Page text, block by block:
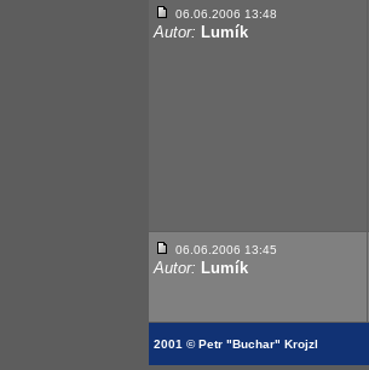
06.06.2006 13:48
Autor: Lumík
06.06.2006 13:45
Autor: Lumík
2001 © Petr "Buchar" Krojzl